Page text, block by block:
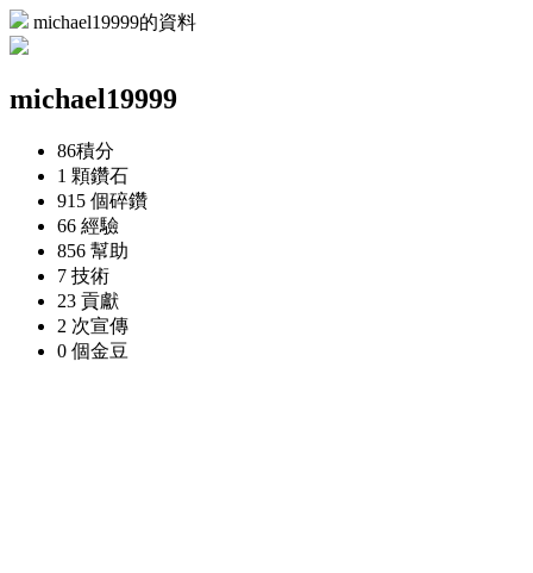
michael19999的資料
michael19999
86積分
1 顆鑽石
915 個碎鑽
66 經驗
856 幫助
7 技術
23 貢獻
2 次宣傳
0 個金豆